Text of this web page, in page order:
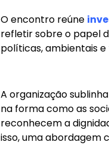
O encontro reúne
refletir sobre o papel
políticas, ambientais
A organização
na forma como as
reconhecem a
isso, uma abordagem